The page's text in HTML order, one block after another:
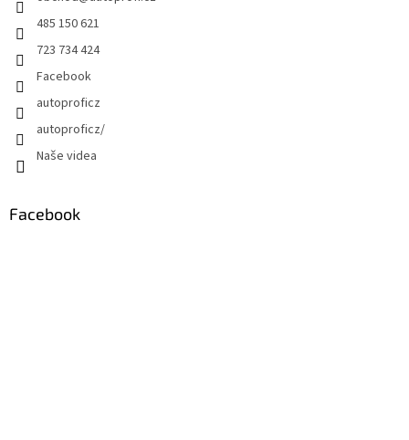
485 150 621
723 734 424
Facebook
autoproficz
autoproficz/
Naše videa
Facebook